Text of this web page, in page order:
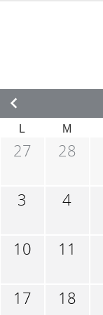
L M
27 28
3 4
10 11
17 18